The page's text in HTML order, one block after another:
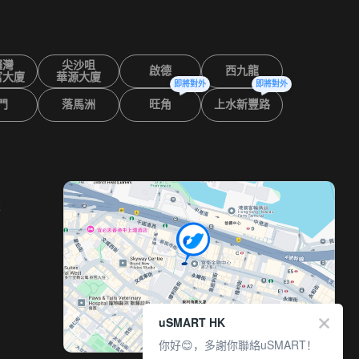
灣
大廈
尖沙咀
華源大廈
啟德 西九龍
落馬洲 旺角
即將對外
上水新豐路
即將對外
uSMART HK
你好😊，多謝你聯絡uSMART！